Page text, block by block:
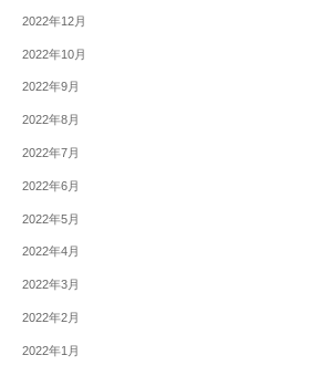
2022年12月
2022年10月
2022年9月
2022年8月
2022年7月
2022年6月
2022年5月
2022年4月
2022年3月
2022年2月
2022年1月